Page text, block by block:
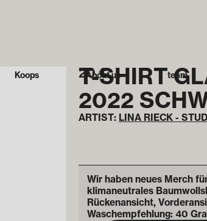
Koops About us team
T-SHIRT
2022
20€
ARTIST: LINA RIECK -
Wir haben neues Merch
klimaneutrales
Rückenansicht,
Waschempfehlung: 40